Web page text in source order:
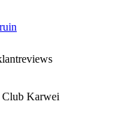
Club Karwei